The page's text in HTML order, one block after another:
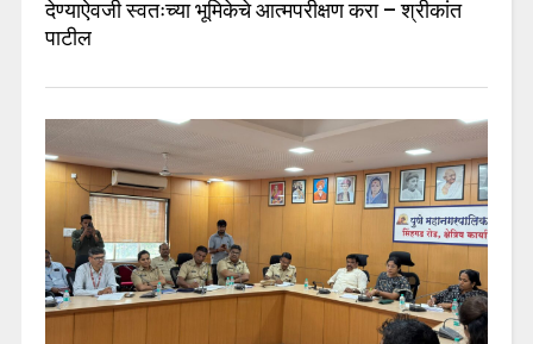
देण्याऐवजी स्वतःच्या भूमिकेचे आत्मपरीक्षण करा – श्रीकांत
पाटील